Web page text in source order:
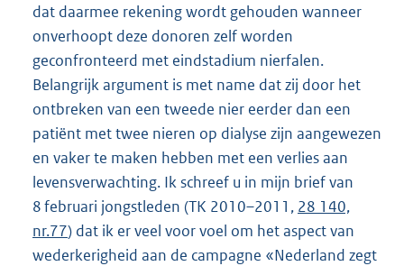
dat daarmee rekening wordt gehouden wanneer
onverhoopt deze donoren zelf worden
geconfronteerd met eindstadium nierfalen.
Belangrijk argument is met name dat zij door het
ontbreken van een tweede nier eerder dan een
patiënt met twee nieren op dialyse zijn aangewezen
en vaker te maken hebben met een verlies aan
levensverwachting. Ik schreef u in mijn brief van
8 februari jongstleden (TK 2010–2011, 28 140,
nr.77) dat ik er veel voor voel om het aspect van
wederkerigheid aan de campagne «Nederland zegt